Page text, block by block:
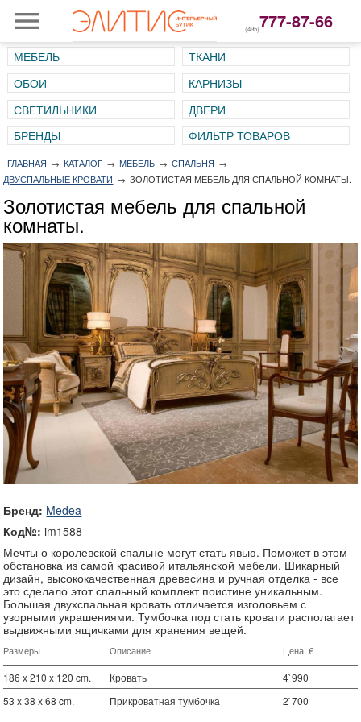
(495)777-87-66
МЕБЕЛЬ
ТКАНИ
ОБОИ
КАРНИЗЫ
СВЕТИЛЬНИКИ
ДВЕРИ
ГЛАВНАЯ → КАТАЛОГ → МЕБЕЛЬ → СПАЛЬНЯ →
ДВУСПАЛЬНЫЕ КРОВАТИ → ЗОЛОТИСТАЯ МЕБЕЛЬ ДЛЯ СПАЛЬНОЙ КОМНАТЫ.
Золотистая мебель для спальной
комнаты.
Бренд: Medea
Код№:im1588
Мечты о королевской спальне могут стать явью. Поможет в этом
обстановка из самой красивой итальянской мебели. Шикарный
дизайн, высококачественная древесина и ручная отделка - все
это сделало этот спальный комплект поистине уникальным.
Большая двухспальная кровать отличается изголовьем с
узорными украшениями. Тумбочка под стать кровати располагает
выдвижными ящичками для хранения вещей.
Размеры Описание Цена, €
186 x 210 x 120 cm. Кровать
4`990
53 x 38 x 68 cm.
Прикроватная тумбочка 2`700